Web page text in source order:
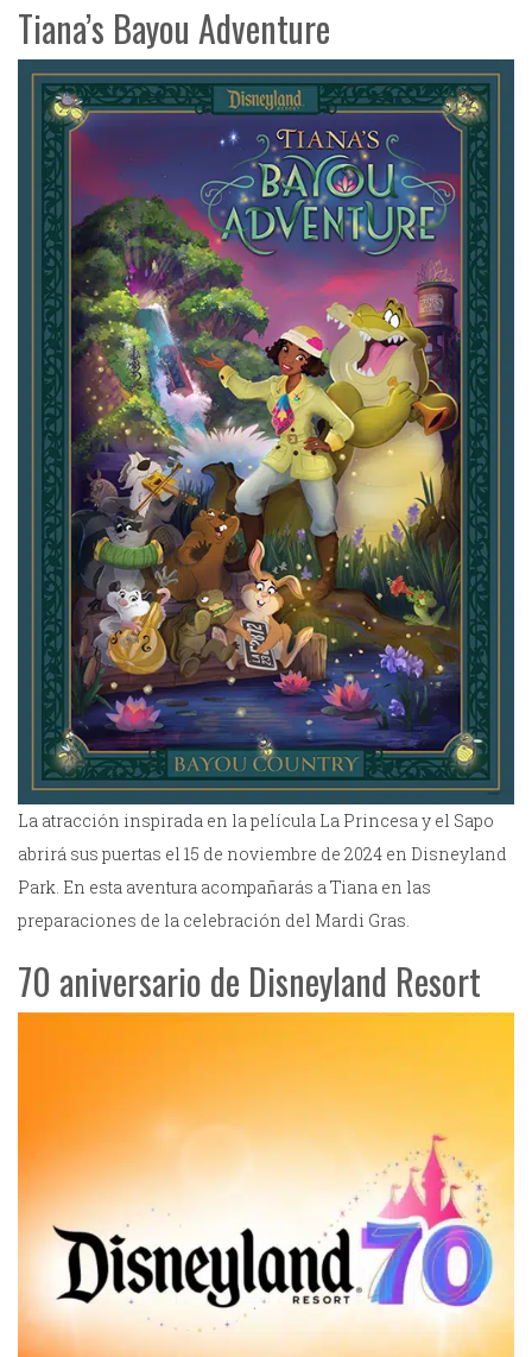
Tiana’s Bayou Adventure
La atracción inspirada en la película La Princesa y el Sapo
abrirá sus puertas el 15 de noviembre de 2024 en Disneyland
Park. En esta aventura acompañarás a Tiana en las
preparaciones de la celebración del Mardi Gras.
70 aniversario de Disneyland Resort